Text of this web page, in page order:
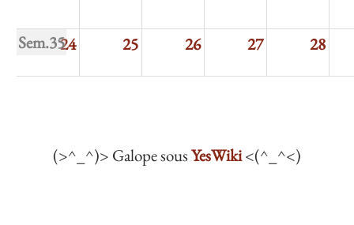
Sem.3524 25 26 27 28
(>^_^)> Galope sousYesWiki<(^_^<)